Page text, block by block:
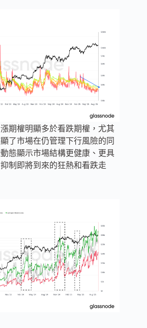
期權明顯多於看跌期權，尤其
了市場在仍管理下行風險的同
態顯示市場結構更健康、更具
制即將到來的狂熱和看跌走